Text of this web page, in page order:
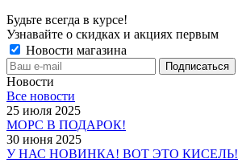
Будьте всегда в курсе!
Узнавайте о скидках и акциях первым
Новости магазина
Новости
Все новости
25 июля 2025
МОРС В ПОДАРОК!
30 июня 2025
У НАС НОВИНКА! ВОТ ЭТО КИСЕЛЬ!